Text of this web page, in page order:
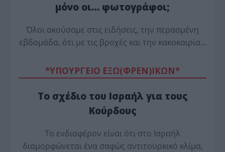
μόνο οι… φωτογράφοι;
Όλοι ακούσαμε στις ειδήσεις, την περασμένη
εβδομάδα, ότι με τις βροχές και την κακοκαιρία…
*ΥΠΟΥΡΓΕΙΟ ΕΞΩ(ΦΡΕΝ)ΙΚΩΝ*
Το σχέδιο του Ισραήλ για τους
Κούρδους
Το ενδιαφέρον είναι ότι στο Ισραήλ
διαμορφώνεται ένα σαφώς αντιτουρκικό κλίμα,